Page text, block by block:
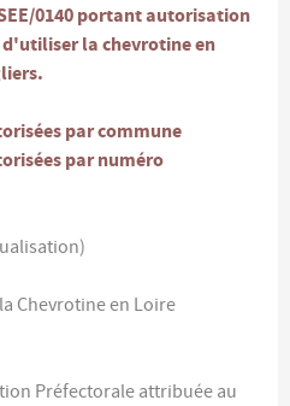
0140 portant autorisation
la chevrotine en
par commune
par numéro
Chevrotine en Loire
Préfectorale attribuée au